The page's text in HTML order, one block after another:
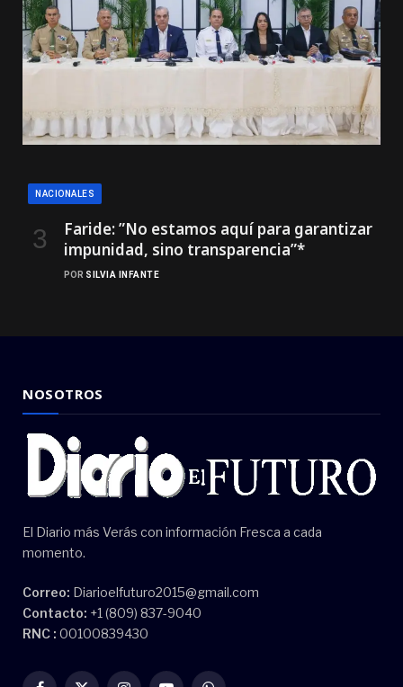
NACIONALES
Faride: ”No estamos aquí para garantizar
impunidad, sino transparencia”*
POR SILVIA INFANTE
NOSOTROS
El Diario más Verás con información Fresca a cada
momento.
Correo: Diarioelfuturo2015@gmail.com
Contacto: +1 (809) 837-9040
RNC : 00100839430